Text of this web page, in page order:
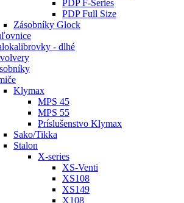
PDP F-Series
PDP Full Size
Zásobníky Glock
- dlhé
Klymax
MPS 45
MPS 55
Príslušenstvo Klymax
Sako/Tikka
Stalon
X-series
XS-Venti
XS108
XS149
X108